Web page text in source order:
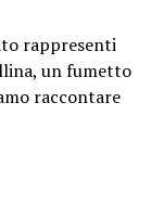
rappresenti
un fumetto
raccontare